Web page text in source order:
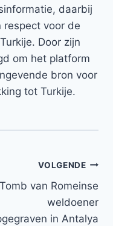
daarbij
voor de
Door zijn
om het platform
bron voor
tot Turkije.
VOLGENDE
Tomb van Romeinse
weldoener
in Antalya